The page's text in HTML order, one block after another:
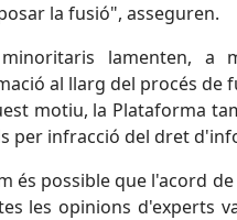
la fusió", asseguren.
lamenten, a
al llarg del procés de
motiu, la Plataforma
per infracció del dret
és possible que l'acord
les opinions d'experts